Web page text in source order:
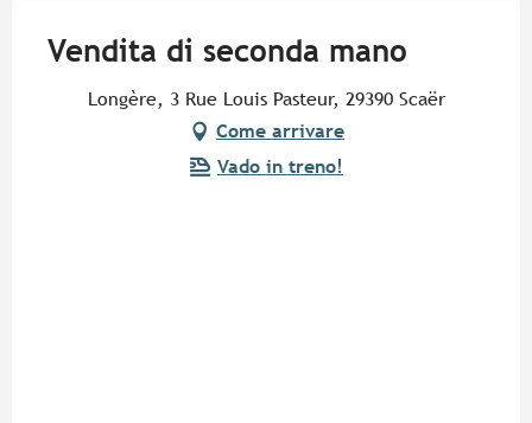
Vendita di seconda mano
Longère, 3 Rue Louis Pasteur, 29390 Scaër
Come arrivare
Vado in treno!